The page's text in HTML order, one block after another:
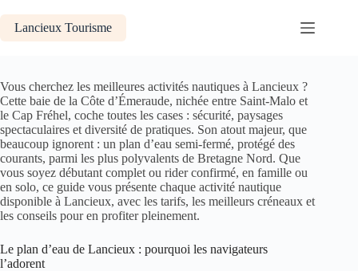
au
contenu
Lancieux Tourisme
Vous cherchez les meilleures activités nautiques à Lancieux ?
Cette baie de la Côte d’Émeraude, nichée entre Saint-Malo et
le Cap Fréhel, coche toutes les cases : sécurité, paysages
spectaculaires et diversité de pratiques. Son atout majeur, que
beaucoup ignorent : un plan d’eau semi-fermé, protégé des
courants, parmi les plus polyvalents de Bretagne Nord. Que
vous soyez débutant complet ou rider confirmé, en famille ou
en solo, ce guide vous présente chaque activité nautique
disponible à Lancieux, avec les tarifs, les meilleurs créneaux et
les conseils pour en profiter pleinement.
Le plan d’eau de Lancieux : pourquoi les navigateurs
l’adorent